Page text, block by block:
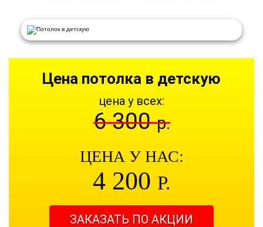
Цена потолка в детскую
цена у всех:
6 300р.
ЦЕНА У НАС:
4 200 Р.
ЗАКАЗАТЬ ПО АКЦИИ